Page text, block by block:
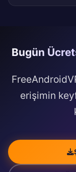
Bugün
erişimin